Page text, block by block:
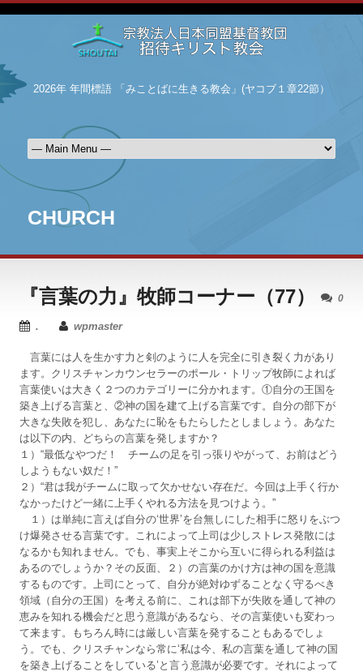
2026年 年間標語 「みことばに生きる教会」(ヤコブ１章22節）
CHURCH
0
『言葉の力』牧師コーナー（77）
. wpmaster
言葉には人を生かす力と剣のように人を完全に引き裂く力があり
ます。クリスチャンカウンセラーのポール・トリップ牧師によれば
言葉使いは大きく２つのカテゴリーに分かれます。①自分の王国を
築き上げる言葉と、②神の国を建て上げる言葉です。自分の部下が
大きな失敗を犯し、あなたに恥をもたらしたとしましょう。あなた
は以下の内、どちらの言葉を発しますか？
１）“最低なやつだ！ チームの足を引っ張りやがって、お前はどう
しようもない奴だ！”
２）“君は我がチームに取って欠かせない存在だ。今回は上手く行か
なかったけど一緒に上手くやれる方法を見つけよう。”
１）は単純に言えば自分の‘世界’を台無しにした相手に怒りをぶつ
け爆発させる言葉です。これによって上司は少しストレス発散には
なるかも知れません。でも、事実上そこから互いに得られる利益は
あるのでしょうか？その反面、２）の言葉のかけ方は神の国を意識
するものです。上司にとって、自分が絶対ゆずることなく守るべき
領域（自分の王国）を考える前に、これは部下が失敗を通して神の
恵みを知れる機会だと思う意識があるなら、その言葉使いも変わっ
て来ます。もちろん時には厳しい言葉を発することもあるでしょ
う。でも、クリスチャンなら常に‘私は今、私の言葉を通して神の国
を築き上げることをしている’と言う意識が必要です。それによって